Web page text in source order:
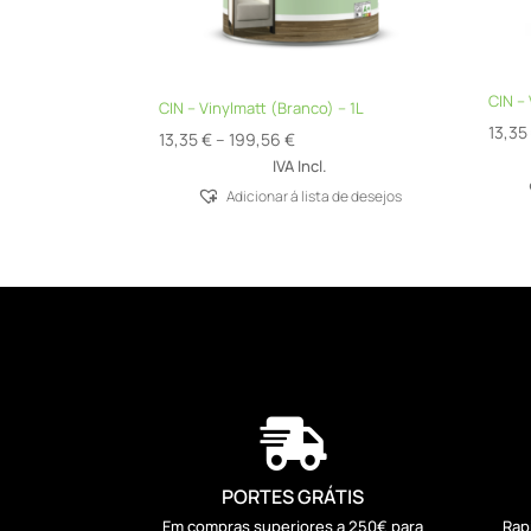
CIN – Vinylmatt (Branco) – 1L
13,35€ – 199,56€Price
range:
13,35 €
IVA Incl.
Adicionar á lista de desejos
CIN
13,35

PORTES GRÁTIS
Em compras superiores a 250€ para